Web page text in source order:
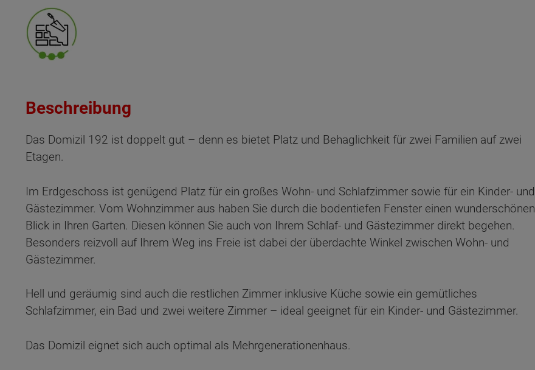
Beschreibung
Das Domizil 192 ist doppelt gut – denn es bietet Platz und Behaglichkeit für zwei Familien auf zwei
Etagen.
Im Erdgeschoss ist genügend Platz für ein großes Wohn- und Schlafzimmer sowie für ein Kinder- und
Gästezimmer. Vom Wohnzimmer aus haben Sie durch die bodentiefen Fenster einen wunderschönen
Blick in Ihren Garten. Diesen können Sie auch von Ihrem Schlaf- und Gästezimmer direkt begehen.
Besonders reizvoll auf Ihrem Weg ins Freie ist dabei der überdachte Winkel zwischen Wohn- und
Gästezimmer.
Hell und geräumig sind auch die restlichen Zimmer inklusive Küche sowie ein gemütliches
Schlafzimmer, ein Bad und zwei weitere Zimmer – ideal geeignet für ein Kinder- und Gästezimmer.
Das Domizil eignet sich auch optimal als Mehrgenerationenhaus.